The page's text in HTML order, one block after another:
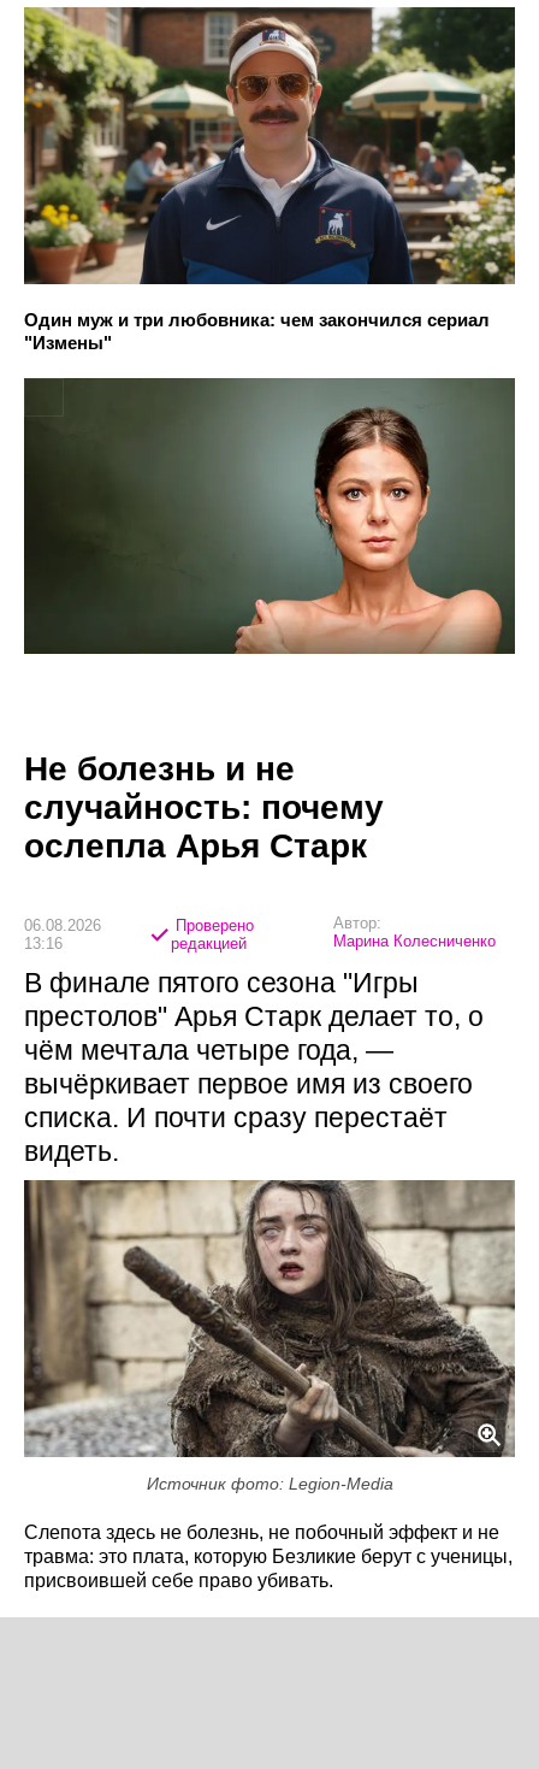
Один муж и три любовника: чем закончился сериал
"Измены"
Не болезнь и не
случайность: почему
ослепла Арья Старк
06.08.2026
13:16
Проверено
редакцией
Автор:
Марина Колесниченко
В финале пятого сезона "Игры
престолов" Арья Старк делает то, о
чём мечтала четыре года, —
вычёркивает первое имя из своего
списка. И почти сразу перестаёт
видеть.
Источник фото: Legion-Media
Слепота здесь не болезнь, не побочный эффект и не
травма: это плата, которую Безликие берут с ученицы,
присвоившей себе право убивать.